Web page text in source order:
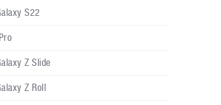
S22
Z Slide
Z Roll